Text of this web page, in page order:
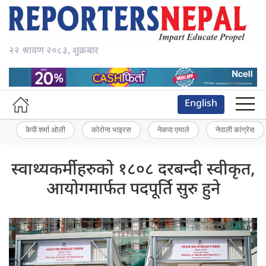
२२ श्रावण २०८३, शुक्रबार
English
केपी शर्मा ओली कोरोना भाइरस नेकपा एमाले नेपाली कांग्रेस
स्वाथ्यकर्मीहरुको १८०८ दरबन्दी स्वीकृत,
आयोगमार्फत पदपूर्ति सुरु हुने